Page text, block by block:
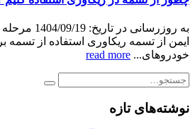
به روزرسانی
ایمن از تسمه ریکاوری استفاده از تسمه
خودروهای... read more
نوشته‌های تازه